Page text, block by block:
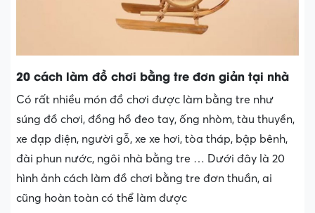
20 cách làm đồ chơi bằng tre đơn giản tại nhà
Có rất nhiều món đồ chơi được làm bằng tre như
súng đồ chơi, đồng hồ đeo tay, ống nhòm, tàu thuyền,
xe đạp điện, người gỗ, xe xe hơi, tòa tháp, bập bênh,
đài phun nước, ngôi nhà bằng tre … Dưới đây là 20
hình ảnh cách làm đồ chơi bằng tre đơn thuần, ai
cũng hoàn toàn có thể làm được